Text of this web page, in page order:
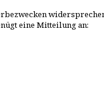
eine Mitteilung an: